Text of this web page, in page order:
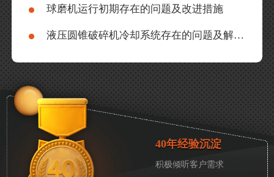
球磨机运行初期存在的问题及改进措施
液压圆锥破碎机冷却系统存在的问题及解决措施
40年经验沉淀
积极倾听客户需求